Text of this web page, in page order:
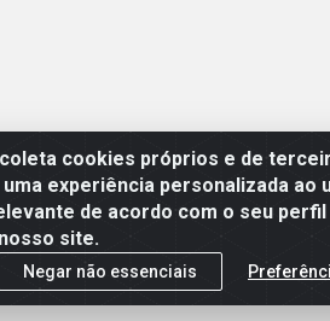
cookies próprios e de
experiência personalizada ao
de acordo com o seu
site.
Negar não essenciais
Rafael &